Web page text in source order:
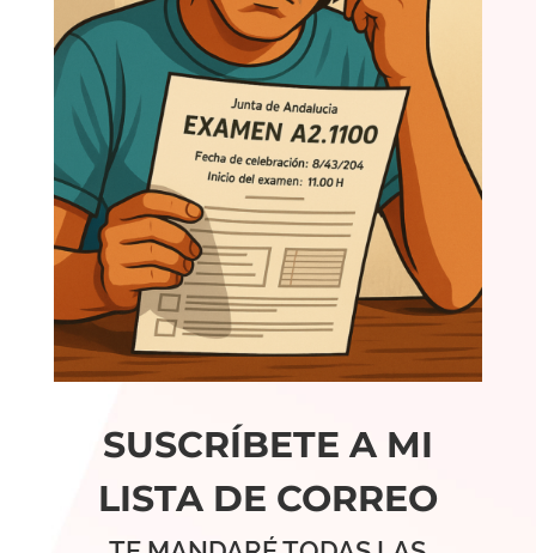
SUSCRÍBETE A MI
LISTA DE CORREO